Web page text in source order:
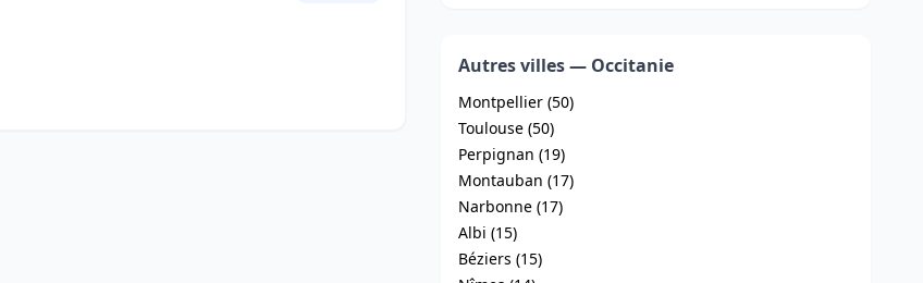
Autres villes — Occitanie
Montpellier (50)
Toulouse (50)
Perpignan (19)
Montauban (17)
Narbonne (17)
Albi (15)
Béziers (15)